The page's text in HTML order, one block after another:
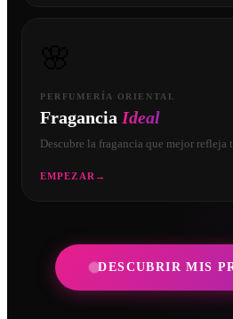
PERFUMERÍA ORIENTAL
Fragancia Ideal
Descubre la fragancia que mejor
EMPEZAR →
DESCUBRIR MIS